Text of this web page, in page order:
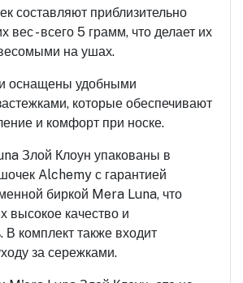
составляют приблизительно
вес - всего 5 грамм, что делает их
на ушах.
оснащены удобными
которые обеспечивают
и комфорт при носке.
Злой Клоун упакованы в
Alchemy с гарантией
биркой Mera Luna, что
высокое качество и
В комплект также входит
за сережками.